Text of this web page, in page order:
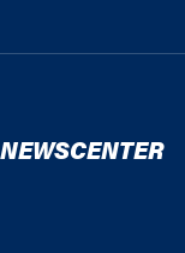
NEWSCENTER